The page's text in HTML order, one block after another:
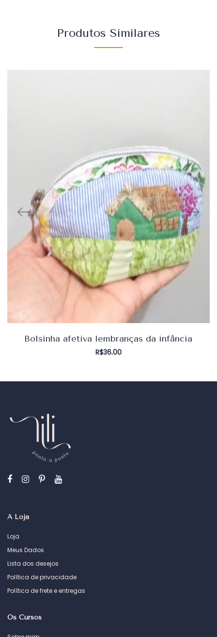
Produtos Similares
Bolsinha afetiva lembranças da infância
R$36.00
A Loja
Loja
Meus Dados
Lista dos desejos
Política de privacidade
Política de frete e entregas
Os Cursos